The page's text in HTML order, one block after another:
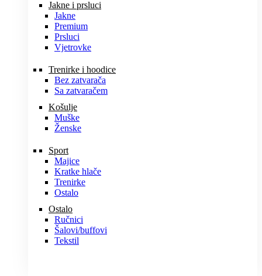
Jakne i prsluci
Jakne
Premium
Prsluci
Vjetrovke
Trenirke i hoodice
Bez zatvarača
Sa zatvaračem
Košulje
Muške
Ženske
Sport
Majice
Kratke hlače
Trenirke
Ostalo
Ostalo
Ručnici
Šalovi/buffovi
Tekstil